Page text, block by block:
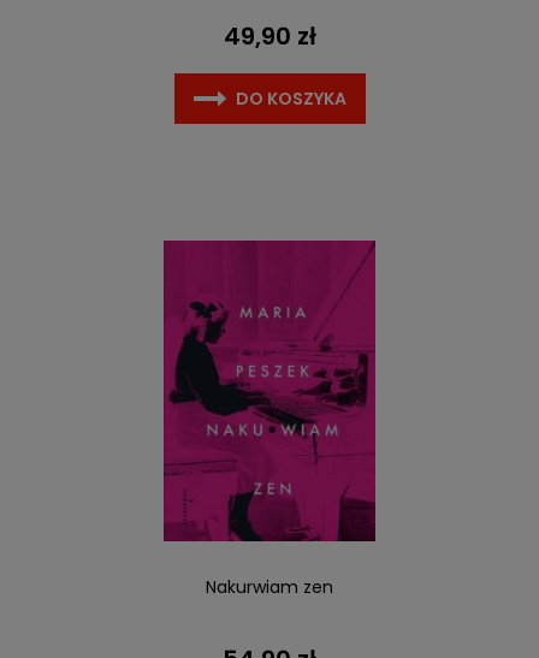
49,90 zł
DO KOSZYKA
Nakurwiam zen